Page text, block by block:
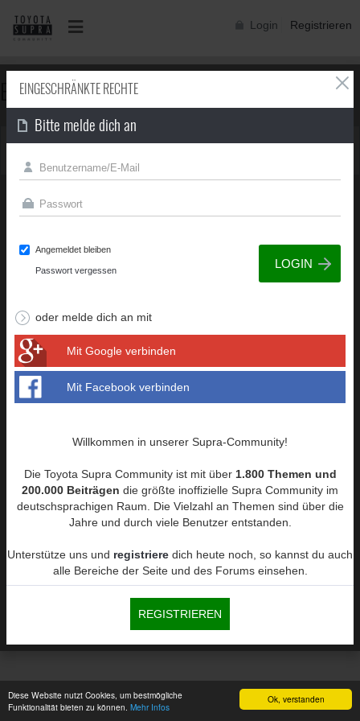
Ok, verstanden
Diese Website nutzt Cookies, um bestmögliche
Funktionalität bieten zu können. Mehr Infos
Login Registrieren
EINGESCHRÄNKTE RECHTE
Du besitzt nicht die erforderliche Berechtigung, um diese
EINGESCHRÄNKTE RECHTE
Bitte melde dich an
Angemeldet bleiben
Passwort vergessen
oder melde dich an mit
Mit Google verbinden
Mit Facebook verbinden
Willkommen in unserer Supra-Community!
Die Toyota Supra Community ist mit über 1.800 Themen und
200.000 Beiträgen die größte inoffizielle Supra Community im
deutschsprachigen Raum. Die Vielzahl an Themen sind über die
Jahre und durch viele Benutzer entstanden.
Unterstütze uns und registriere dich heute noch, so kannst du auch
alle Bereiche der Seite und des Forums einsehen.
REGISTRIEREN